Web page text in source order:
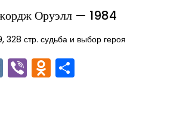
Оруэлл — 1984
328 стр. судьба и выбор героя
VKViberOdnoklassniki